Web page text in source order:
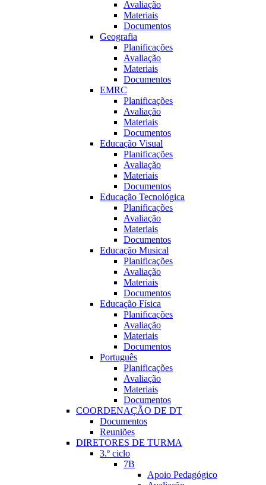
Avaliação
Materiais
Documentos
Geografia
Planificações
Avaliação
Materiais
Documentos
EMRC
Planificações
Avaliação
Materiais
Documentos
Educação Visual
Planificações
Avaliação
Materiais
Documentos
Educação Tecnológica
Planificações
Avaliação
Materiais
Documentos
Educação Musical
Planificações
Avaliação
Materiais
Documentos
Educação Fí­sica
Planificações
Avaliação
Materiais
Documentos
Português
Planificações
Avaliação
Materiais
Documentos
COORDENAÇÃO DE DT
Documentos
Reuniões
DIRETORES DE TURMA
3.º ciclo
7B
Apoio Pedagógico